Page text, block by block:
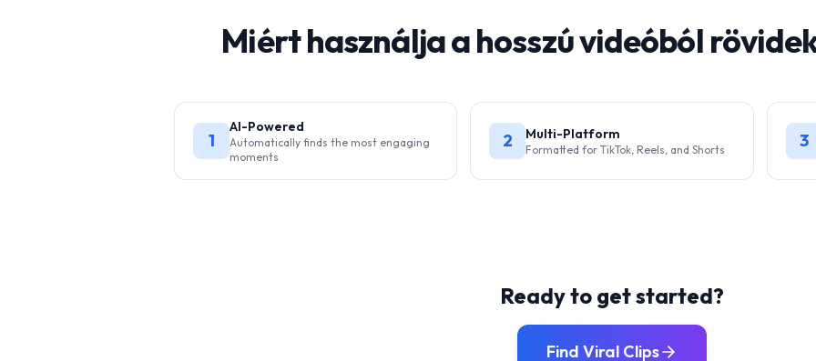
Miért használja a hosszú videóból
1
AI-Powered
Automatically finds the most engaging
moments
2 Multi-Platform
Formatted for TikTok, Reels, and Shorts 3
Ready to get started?
Find Viral Clips